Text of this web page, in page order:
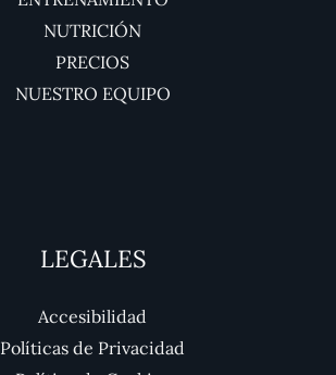
NUTRICIÓN
PRECIOS
NUESTRO EQUIPO
LEGALES
Accesibilidad
Políticas de Privacidad